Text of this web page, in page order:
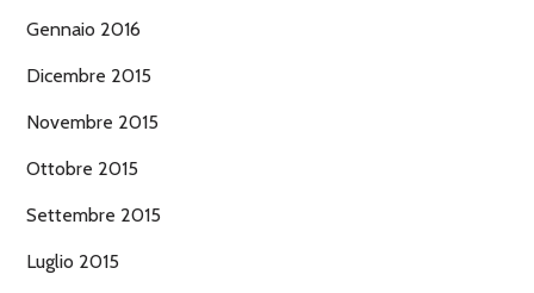
Gennaio 2016
Dicembre 2015
Novembre 2015
Ottobre 2015
Settembre 2015
Luglio 2015